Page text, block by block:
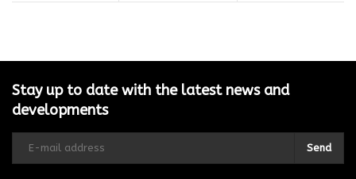
Stay up to date with the latest news and
developments
Send